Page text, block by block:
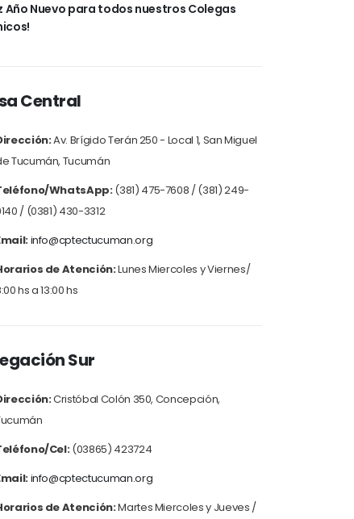
Año Nuevo para todos nuestros Colegas
Central
Av. Brígido Terán 250 - Local 1, San Miguel
Tucumán, Tucumán
WhatsApp:(381) 475-7608 / (381) 249-
/ (0381) 430-3312
info@cptectucuman.org
de Atención:Lunes Miercoles y Viernes/
hs a 13:00 hs
Sur
Cristóbal Colón 350, Concepción,
Cel:(03865) 423724
info@cptectucuman.org
de Atención:Martes Miercoles y Jueves /